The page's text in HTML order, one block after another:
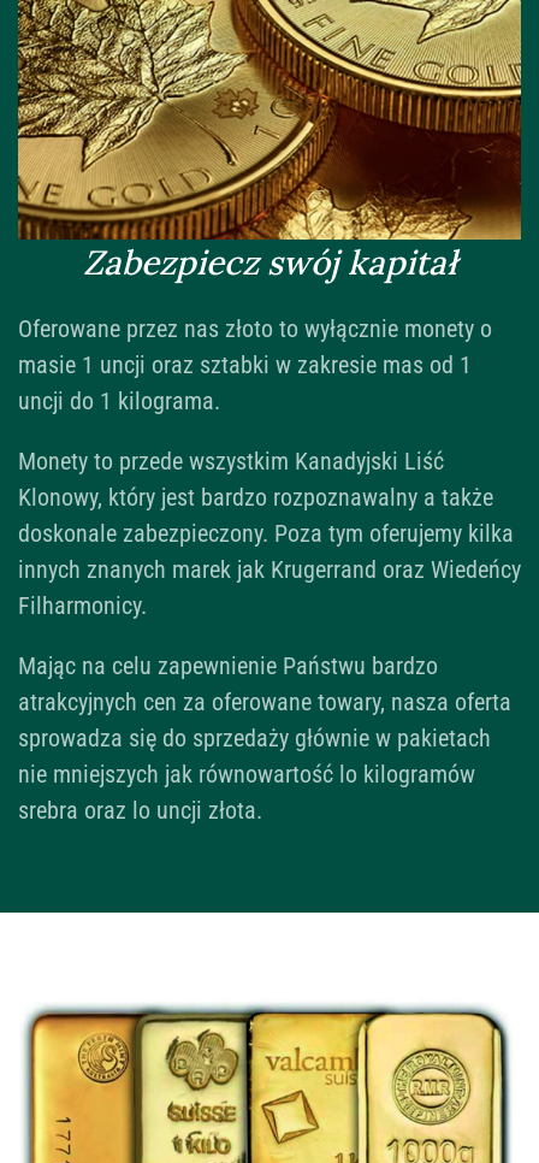
Zabezpiecz swój kapitał
Oferowane przez nas złoto to wyłącznie monety o
masie 1 uncji oraz sztabki w zakresie mas od 1
uncji do 1 kilograma.
Monety to przede wszystkim Kanadyjski Liść
Klonowy, który jest bardzo rozpoznawalny a także
doskonale zabezpieczony. Poza tym oferujemy kilka
innych znanych marek jak Krugerrand oraz Wiedeńcy
Filharmonicy.
Mając na celu zapewnienie Państwu bardzo
atrakcyjnych cen za oferowane towary, nasza oferta
sprowadza się do sprzedaży głównie w pakietach
nie mniejszych jak równowartość lo kilogramów
srebra oraz lo uncji złota.